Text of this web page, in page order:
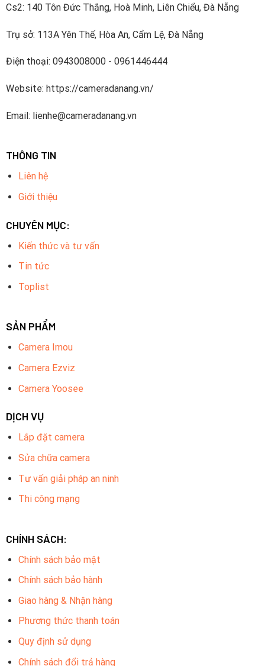
Cs2: 140 Tôn Đức Thắng, Hoà Minh, Liên Chiểu, Đà Nẵng
Trụ sở: 113A Yên Thế, Hòa An, Cẩm Lệ, Đà Nẵng
Điện thoại: 0943008000 - 0961446444
Website: https://cameradanang.vn/
Email: lienhe@cameradanang.vn
THÔNG TIN
Liên hệ
Giới thiệu
CHUYÊN MỤC:
Kiến thức và tư vấn
Tin tức
Toplist
SẢN PHẨM
Camera Imou
Camera Ezviz
Camera Yoosee
DỊCH VỤ
Lắp đặt camera
Sửa chữa camera
Tư vấn giải pháp an ninh
Thi công mạng
CHÍNH SÁCH:
Chính sách bảo mật
Chính sách bảo hành
Giao hàng & Nhận hàng
Phương thức thanh toán
Quy định sử dụng
Chính sách đổi trả hàng